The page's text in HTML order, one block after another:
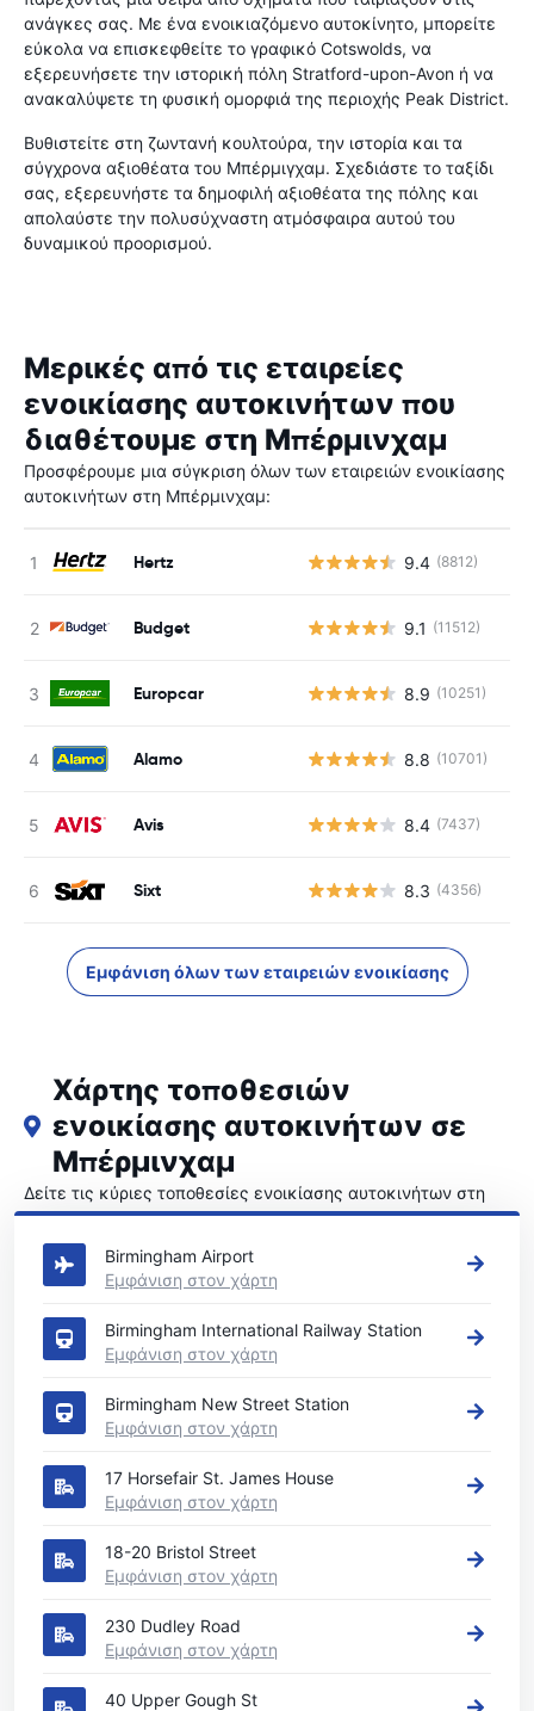
ανάγκες σας. Με ένα ενοικιαζόμενο αυτοκίνητο, μπορείτε
εύκολα να επισκεφθείτε το γραφικό Cotswolds, να
εξερευνήσετε την ιστορική πόλη Stratford-upon-Avon ή να
ανακαλύψετε τη φυσική ομορφιά της περιοχής Peak District.
Βυθιστείτε στη ζωντανή κουλτούρα, την ιστορία και τα
σύγχρονα αξιοθέατα του Μπέρμιγχαμ. Σχεδιάστε το ταξίδι
σας, εξερευνήστε τα δημοφιλή αξιοθέατα της πόλης και
απολαύστε την πολυσύχναστη ατμόσφαιρα αυτού του
δυναμικού προορισμού.
Μερικές από τις εταιρείες
ενοικίασης αυτοκινήτων που
διαθέτουμε στη Μπέρμινχαμ
Προσφέρουμε μια σύγκριση όλων των εταιρειών ενοικίασης
αυτοκινήτων στη Μπέρμινχαμ:
Hertz 9.4 (8812)
Budget 9.1 (11512)
Europcar 8.9 (10251)
Alamo 8.8 (10701)
Avis 8.4 (7437)
Sixt 8.3 (4356)
Εμφάνιση όλων των εταιρειών ενοικίασης
Χάρτης τοποθεσιών
ενοικίασης αυτοκινήτων σε
Μπέρμινχαμ
Δείτε τις κύριες τοποθεσίες ενοικίασης αυτοκινήτων στη
Μπέρμινχαμ
Birmingham Airport
Εμφάνιση στον χάρτη
Birmingham International Railway Station
Εμφάνιση στον χάρτη
Birmingham New Street Station
Εμφάνιση στον χάρτη
17 Horsefair St. James House
Εμφάνιση στον χάρτη
18-20 Bristol Street
Εμφάνιση στον χάρτη
230 Dudley Road
Εμφάνιση στον χάρτη
40 Upper Gough St